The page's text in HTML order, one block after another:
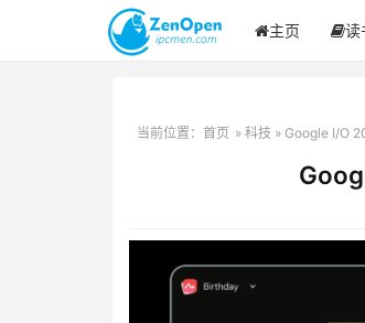
主页 读
当前位置： 首页 » 科技 » Google I/O